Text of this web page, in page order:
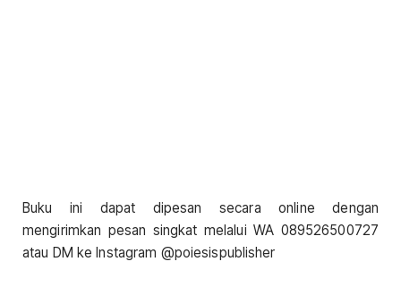
Buku ini dapat dipesan secara online dengan
mengirimkan pesan singkat melalui WA 089526500727
atau DM ke Instagram @poiesispublisher